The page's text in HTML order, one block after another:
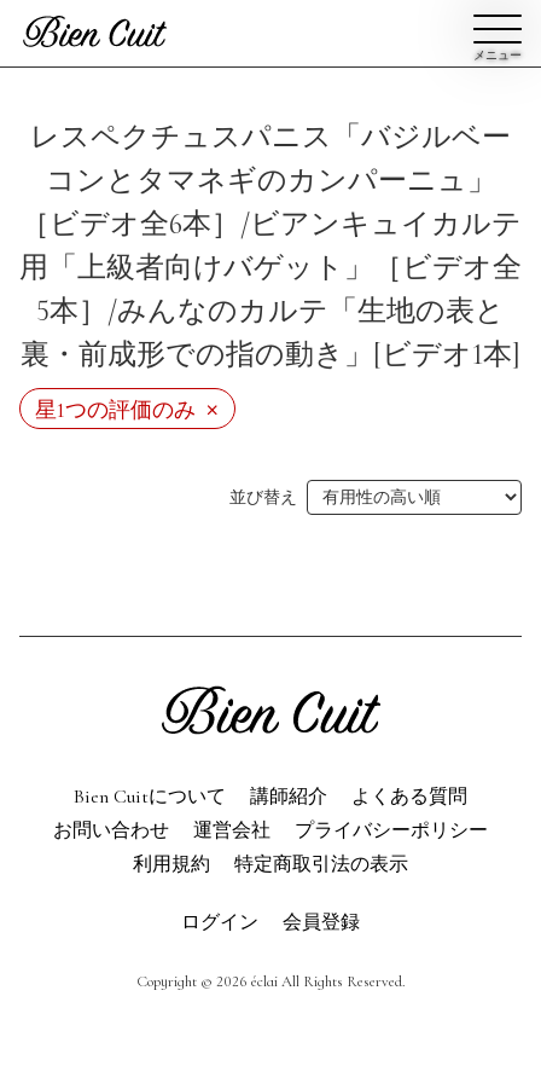
メニュー
ログイン
パン一覧
ビアンキュイカルテ
ショップ
お問い合わせ
公開収録レッスン
ビアンキュイライブ
トップページ
レスペクチュスパニス「バジルベー
コンとタマネギのカンパーニュ」
［ビデオ全6本］/ビアンキュイカルテ
用「上級者向けバゲット」［ビデオ全
5本］/みんなのカルテ「生地の表と
裏・前成形での指の動き」[ビデオ1本]
星1つの評価のみ ×
並び替え
Bien Cuitについて 講師紹介
よくある質問
お問い合わせ
運営会社
プライバシーポリシー
利用規約
特定商取引法の表示
ログイン 会員登録
Copyright © 2026 éclai All Rights Reserved.